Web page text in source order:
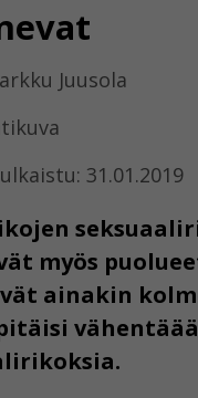
Juusola
31.01.2019
myös
ainakin
vähentäää